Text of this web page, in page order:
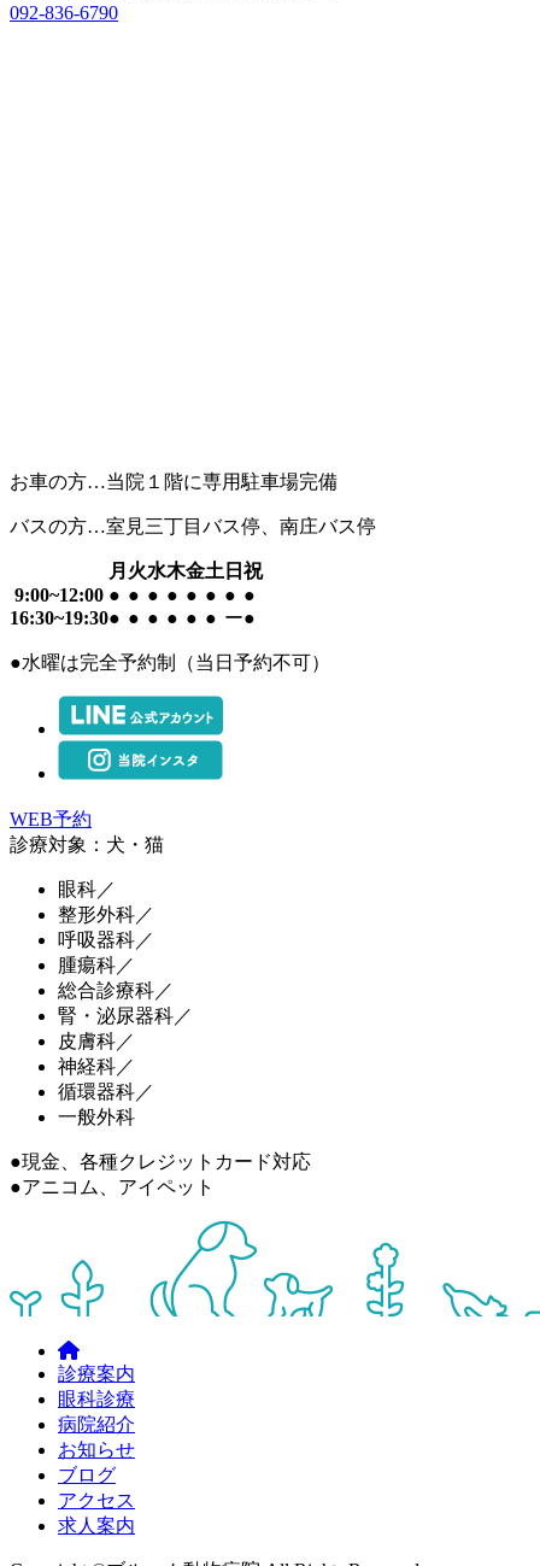
092-836-6790
お車の方…当院１階に専用駐車場完備
バスの方…室見三丁目バス停、南庄バス停
月 火水木金土 日祝
9:00~12:00 ● ● ● ● ● ● ● ●
16:30~19:30● ● ● ● ● ● ー●
●水曜は完全予約制（当日予約不可）
WEB予約
診療対象：犬・猫
眼科／
整形外科／
呼吸器科／
腫瘍科／
総合診療科／
腎・泌尿器科／
皮膚科／
神経科／
循環器科／
一般外科
●現金、各種クレジットカード対応
●アニコム、アイペット
診療案内
眼科診療
病院紹介
お知らせ
ブログ
アクセス
求人案内